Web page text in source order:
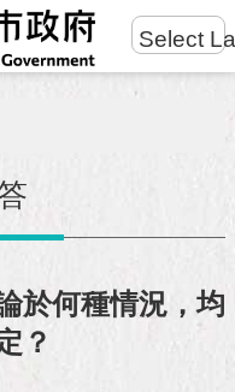
Select
於何種情況，均
？